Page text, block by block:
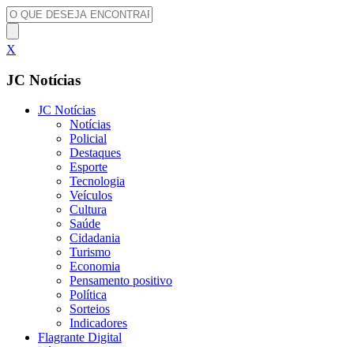
X
JC Notícias
JC Notícias
Notícias
Policial
Destaques
Esporte
Tecnologia
Veículos
Cultura
Saúde
Cidadania
Turismo
Economia
Pensamento positivo
Política
Sorteios
Indicadores
Flagrante Digital